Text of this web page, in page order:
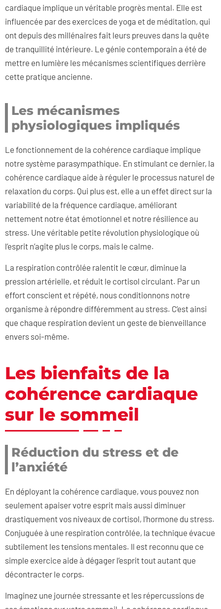
cardiaque implique un véritable progrès mental. Elle est
influencée par des exercices de yoga et de méditation, qui
ont depuis des millénaires fait leurs preuves dans la quête
de tranquillité intérieure. Le génie contemporain a été de
mettre en lumière les mécanismes scientifiques derrière
cette pratique ancienne.
Les mécanismes
physiologiques impliqués
Le fonctionnement de la cohérence cardiaque implique
notre système parasympathique. En stimulant ce dernier, la
cohérence cardiaque aide à réguler le processus naturel de
relaxation du corps. Qui plus est, elle a un effet direct sur la
variabilité de la fréquence cardiaque, améliorant
nettement notre état émotionnel et notre résilience au
stress. Une véritable petite révolution physiologique où
l’esprit n’agite plus le corps, mais le calme.
La respiration contrôlée ralentit le cœur, diminue la
pression artérielle, et réduit le cortisol circulant. Par un
effort conscient et répété, nous conditionnons notre
organisme à répondre différemment au stress. C’est ainsi
que chaque respiration devient un geste de bienveillance
envers soi-même.
Les bienfaits de la
cohérence cardiaque
sur le sommeil
Réduction du stress et de
l’anxiété
En déployant la cohérence cardiaque, vous pouvez non
seulement apaiser votre esprit mais aussi diminuer
drastiquement vos niveaux de cortisol, l’hormone du stress.
Conjuguée à une respiration contrôlée, la technique évacue
subtilement les tensions mentales. Il est reconnu que ce
simple exercice aide à dégager l’esprit tout autant que
décontracter le corps.
Imaginez une journée stressante et les répercussions de